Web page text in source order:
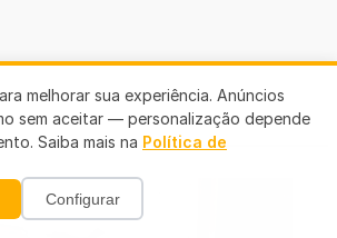
melhorar sua experiência. Anúncios
sem aceitar — personalização depende
Saiba mais na Política de
Configurar